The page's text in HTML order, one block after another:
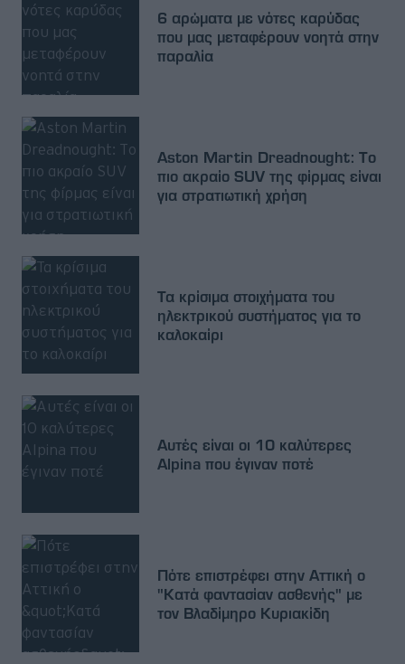
6 αρώματα με νότες καρύδας
που μας μεταφέρουν νοητά στην
παραλία
Aston Martin Dreadnought: Tο
πιο ακραίο SUV της φίρμας είναι
για στρατιωτική χρήση
Τα κρίσιμα στοιχήματα του
ηλεκτρικού συστήματος για το
καλοκαίρι
Αυτές είναι οι 10 καλύτερες
Alpina που έγιναν ποτέ
Πότε επιστρέφει στην Αττική ο
"Κατά φαντασίαν ασθενής" με
τον Βλαδίμηρο Κυριακίδη